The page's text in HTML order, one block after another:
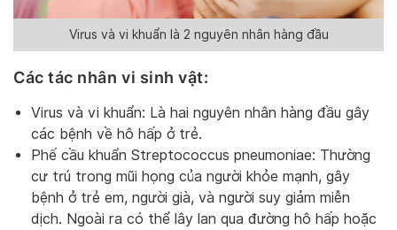
Virus và vi khuẩn là 2 nguyên nhân hàng đầu
Các tác nhân vi sinh vật:
Virus và vi khuẩn: Là hai nguyên nhân hàng đầu gây
các bệnh về hô hấp ở trẻ.
Phế cầu khuẩn Streptococcus pneumoniae: Thường
cư trú trong mũi họng của người khỏe mạnh, gây
bệnh ở trẻ em, người già, và người suy giảm miễn
dịch. Ngoài ra có thể lây lan qua đường hô hấp hoặc